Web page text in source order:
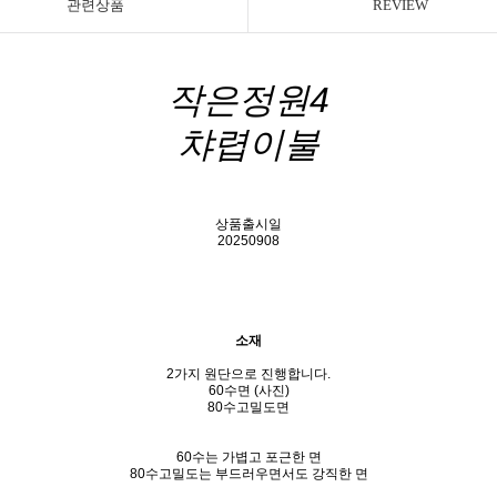
관련상품 REVIEW
작은정원4
챠렵이불
상품출시일
20250908
소재
2가지 원단으로 진행합니다.
60수면 (사진)
80수고밀도면
60수는 가볍고 포근한 면
80수고밀도는 부드러우면서도 강직한 면